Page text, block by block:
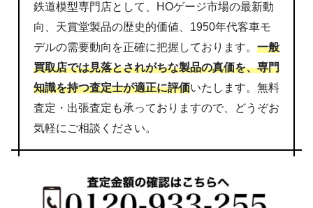
鉄道模型専門店として、HOゲージ市場の最新動
向、天賞堂製品の歴史的価値、1950年代客車モ
デルの需要動向を正確に把握しております。 一般
買取店では見落とされがちな製品の真価を、専門
知識を持つ査定士が適正に評価いたします。無料
査定・出張査定も承っておりますので、どうぞお
気軽にご相談ください。